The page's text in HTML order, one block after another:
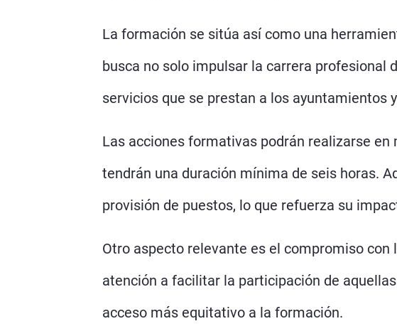
La formación se sitúa así como una
busca no solo impulsar la carrera profesional
servicios que se prestan a los ayuntamientos
Las acciones formativas podrán realizarse
tendrán una duración mínima de seis horas.
provisión de puestos, lo que refuerza su
Otro aspecto relevante es el compromiso
atención a facilitar la participación de
acceso más equitativo a la formación.